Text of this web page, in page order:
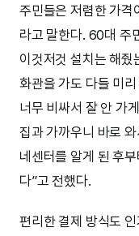
주민들은 저렴한 가격
라고 말한다. 60대 주
이것저것 설치는 해줬
화관을 가도 다들 미
너무 비싸서 잘 안 가
집과 가까우니 바로
네센터를 알게 된 후
다”고 전했다.
편리한 결제 방식도